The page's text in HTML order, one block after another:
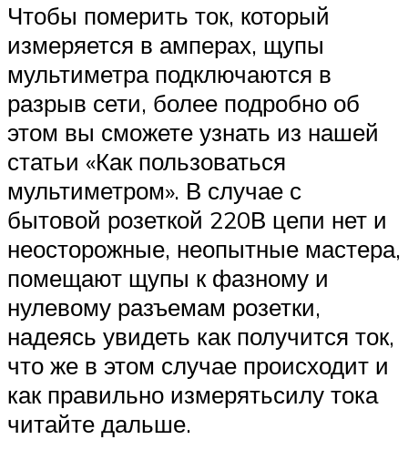
Чтобы померить ток, который
измеряется в амперах, щупы
мультиметра подключаются в
разрыв сети, более подробно об
этом вы сможете узнать из нашей
статьи «Как пользоваться
мультиметром». В случае с
бытовой розеткой 220В цепи нет и
неосторожные, неопытные мастера,
помещают щупы к фазному и
нулевому разъемам розетки,
надеясь увидеть как получится ток,
что же в этом случае происходит и
как правильно измерятьсилу тока
читайте дальше.